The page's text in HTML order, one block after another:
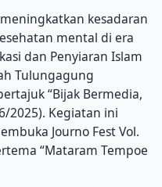
kesadaran
mental di era
dan Penyiaran Islam
Tulungagung
“Bijak Bermedia,
2025). Kegiatan ini
Journo Fest Vol.
“Mataram Tempoe